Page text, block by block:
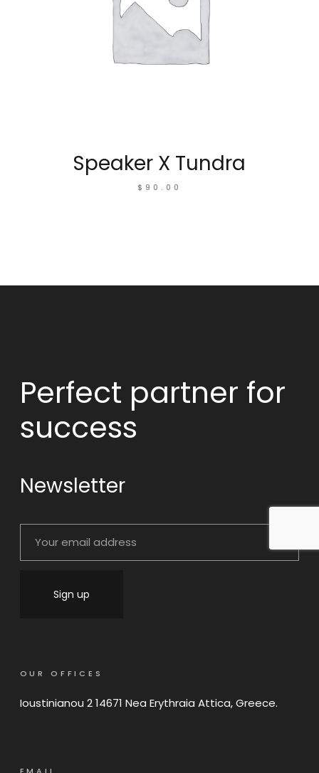
Speaker X Tundra
$90.00
Perfect partner for
success
Newsletter
OUR OFFICES
Ioustinianou 2 14671 Nea Erythraia Attica, Greece.